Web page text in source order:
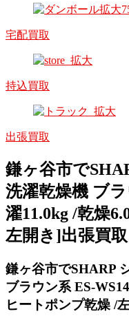
宅配買取
持込買取
出張買取
鎌ヶ谷市で
洗濯乾燥機 ブ
濯11.0kg /乾燥
左開き]出張買取
鎌ヶ谷市でSHARP
ブラウン系 ES-
ヒートポンプ乾燥 /